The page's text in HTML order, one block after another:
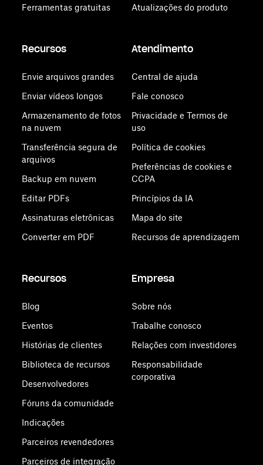
Ferramentas gratuitas
Atualizações do produto
Recursos
Envie arquivos grandes
Enviar vídeos longos
Armazenamento de fotos
na nuvem
Transferência segura de
arquivos
Backup em nuvem
Editar PDFs
Assinaturas eletrônicas
Converter em PDF
Atendimento
Central de ajuda
Fale conosco
Privacidade e Termos de
uso
Política de cookies
Preferências de cookies e
CCPA
Princípios da IA
Mapa do site
Recursos de aprendizagem
Recursos
Blog
Eventos
Histórias de clientes
Biblioteca de recursos
Desenvolvedores
Fóruns da comunidade
Indicações
Parceiros revendedores
Parceiros de integração
Empresa
Sobre nós
Trabalhe conosco
Relações com investidores
Responsabilidade
corporativa